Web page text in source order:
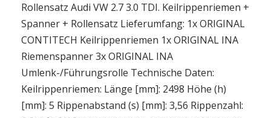
Rollensatz Audi VW 2.7 3.0 TDI. Keilrippenriemen +
Spanner + Rollensatz Lieferumfang: 1x ORIGINAL
CONTITECH Keilrippenriemen 1x ORIGINAL INA
Riemenspanner 3x ORIGINAL INA
Umlenk-/Führungsrolle Technische Daten:
Keilrippenriemen: Länge [mm]: 2498 Höhe (h)
[mm]: 5 Rippenabstand (s) [mm]: 3,56 Rippenzahl: